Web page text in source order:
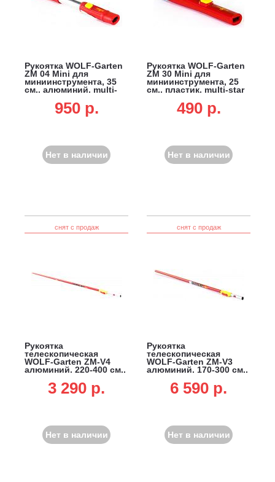
Рукоятка WOLF-Garten
ZM 04 Mini для
миниинструмента, 35
см., алюминий, multi-
950 p.
Нет в наличии
Рукоятка WOLF-Garten
ZM 30 Mini для
миниинструмента, 25
см., пластик, multi-star
490 p.
Нет в наличии
снят с продаж
Рукоятка
телескопическая
WOLF-Garten ZM-V4
алюминий, 220-400 см.,
3 290 p.
Нет в наличии
снят с продаж
Рукоятка
телескопическая
WOLF-Garten ZM-V3
алюминий, 170-300 см.,
6 590 p.
Нет в наличии